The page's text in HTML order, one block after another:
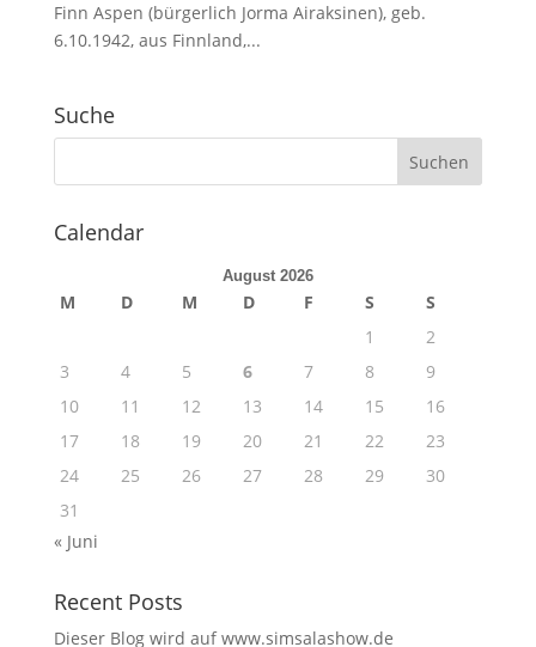
Finn Aspen (bürgerlich Jorma Airaksinen), geb.
6.10.1942, aus Finnland,...
Suche
Calendar
August 2026
M D M D F S
S
1
2
3
4 5 6 7 8
9
10
11 12 13 14 15
16
17
18 19 20 21 22
23
24
25 26 27 28 29
30
31
« Juni
Recent Posts
Dieser Blog wird auf www.simsalashow.de